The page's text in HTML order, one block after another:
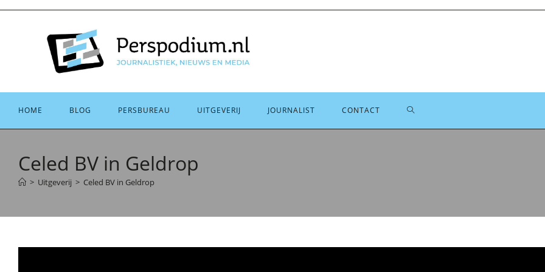
Ga
HOME BLOG PERSBUREAU UITGEVERIJ JOURNALIST CONTACT TOGGLE
Celed BV in Geldrop
> Uitgeverij > Celed BV in Geldrop